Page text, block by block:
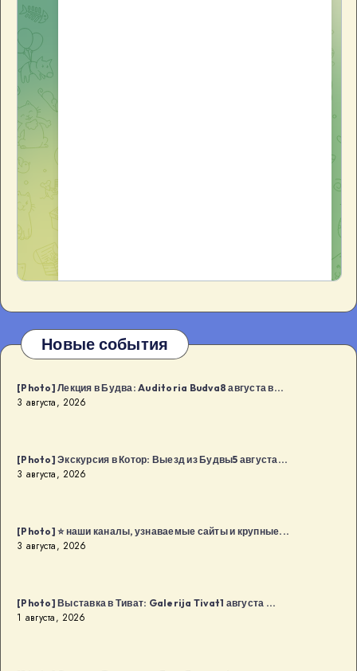
Новые события
[Photo] Лекция в Будва: Auditoria Budva8 августа в...
3 августа, 2026
[Photo] Экскурсия в Котор: Выезд из Будвы5 августа...
3 августа, 2026
[Photo] ⭐️ наши каналы, узнаваемые сайты и крупные...
3 августа, 2026
[Photo] Выставка в Тиват: Galerija Tivat1 августа ...
1 августа, 2026